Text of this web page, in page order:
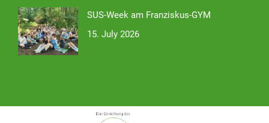
SUS-Week am Franziskus-GYM
15. July 2026